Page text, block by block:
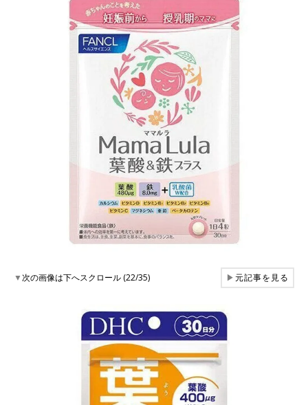
▼次の画像は下へスクロール (22/35) ▶元記事を見る